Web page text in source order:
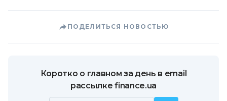
ПОДЕЛИТЬСЯ НОВОСТЬЮ
Коротко о главном за день в email
рассылке finance.ua